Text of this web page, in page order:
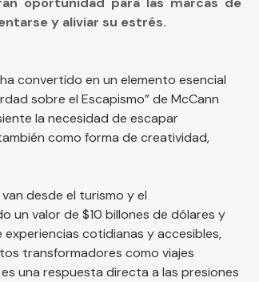
y aliviar su estrés.
convertido en un elemento esencial
sobre el Escapismo” de McCann
la necesidad de escapar
como forma de creatividad,
desde el turismo y el
un valor de $10 billones de dólares y
cotidianas y accesibles,
transformadores como viajes
una respuesta directa a las presiones